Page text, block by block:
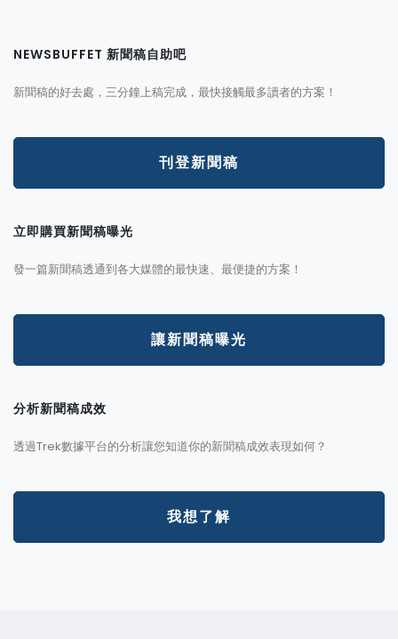
NEWSBUFFET 新聞稿自助吧
新聞稿的好去處，三分鐘上稿完成，最快接觸最多讀者的方案！
刊登新聞稿
立即購買新聞稿曝光
發一篇新聞稿透通到各大媒體的最快速、最便捷的方案！
讓新聞稿曝光
分析新聞稿成效
透過Trek數據平台的分析讓您知道你的新聞稿成效表現如何？
我想了解